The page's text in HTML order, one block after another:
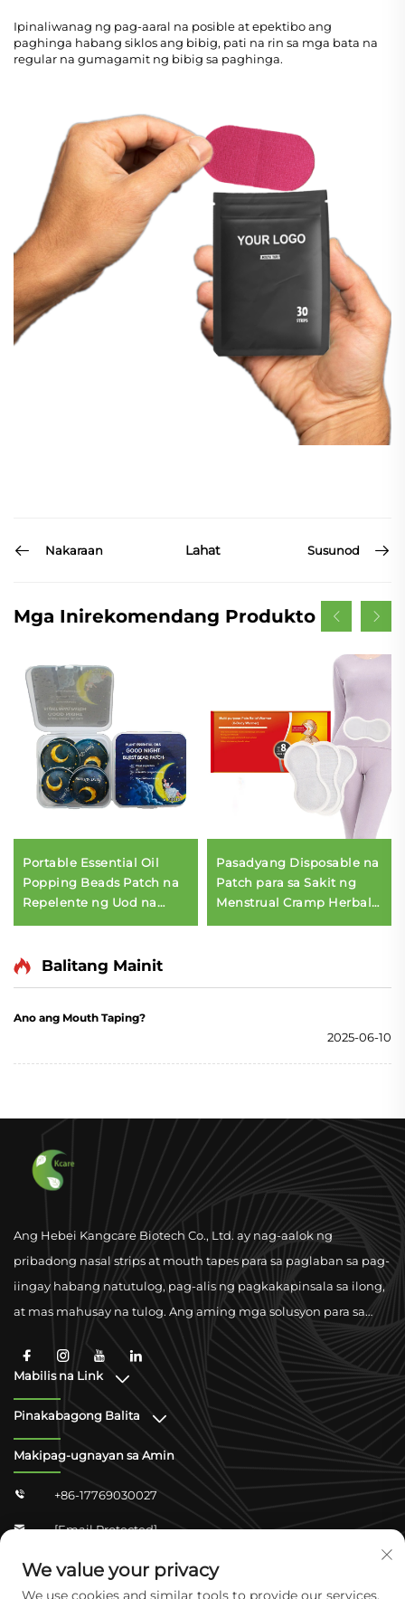
Ipinaliwanag ng pag-aaral na posible at epektibo ang
paghinga habang siklos ang bibig, pati na rin sa mga bata na
regular na gumagamit ng bibig sa paghinga.
Nakaraan Lahat Susunod
Mga Inirekomendang Produkto
Portable Essential Oil
Popping Beads Patch na
Repelente ng Uod na
Pasadyang Disposable na
Patch para sa Sakit ng
Menstrual Cramp Herbal
Balitang Mainit
Ano ang Mouth Taping?
2025-06-10
Ang Hebei Kangcare Biotech Co., Ltd. ay nag-aalok ng
pribadong nasal strips at mouth tapes para sa paglaban sa pag-
iingay habang natutulog, pag-alis ng pagkakapinsala sa ilong,
at mas mahusay na tulog. Ang aming mga solusyon para sa
paghinga gamit ang mga matatag na kualidad na materiales
at suporta sa pagsunod sa mga pang-internasyonal na
pamantayan.
Mabilis na Link
Pinakabagong Balita
Makipag-ugnayan sa Amin
 +86-17769030027
 [email Protected]
Zhongshan Shangjun 4-304, Distrito Ng Yuhua,
Shijiazhuang, Hebei, China
We value your privacy
We use cookies and similar tools to provide our services.